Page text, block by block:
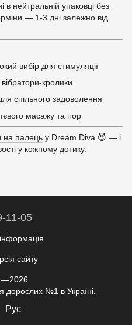
в нейтральній упаковці без
— 1-3 дні залежно від
вибір для стимуляції
кролики
спільного задоволення
масажу та ігор
на палець у Dream Diva 😈 — і
у кожному дотику.
11-05
сайту
дорослих №1 в Україні.
Рус